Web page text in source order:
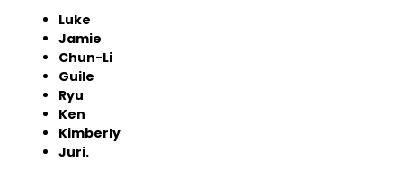
Luke
Jamie
Chun-Li
Guile
Ryu
Ken
Kimberly
Juri.